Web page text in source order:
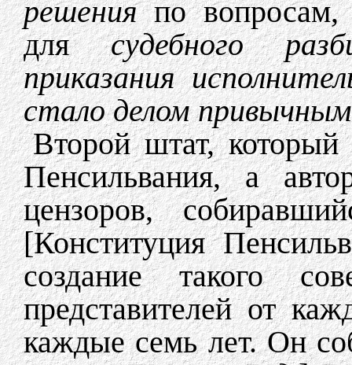
решенияпо вопросам,
длясудебного
приказания
стало делом
Второй штат,
Пенсильвания, а
цензоров,
[Конституция
создание такого
представителей от
каждые семь лет. Он